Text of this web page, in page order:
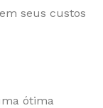
seus custos
ótima